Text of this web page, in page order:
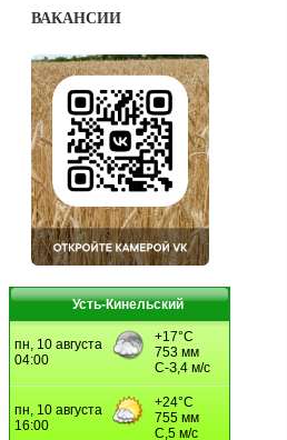
ВАКАНСИИ
Усть-Кинельский